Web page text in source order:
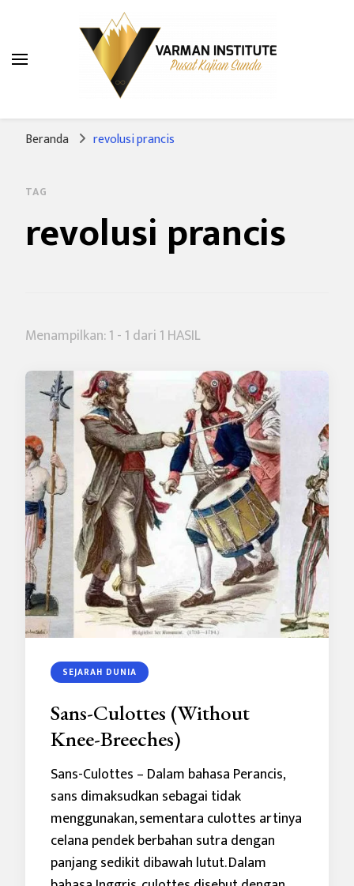
Varman Institute
Pusat Kajian Sunda
Beranda revolusi prancis
TAG
revolusi prancis
Menampilkan: 1 - 1 dari 1 HASIL
SEJARAH DUNIA
Sans-Culottes (Without
Knee-Breeches)
Sans-Culottes – Dalam bahasa Perancis,
sans dimaksudkan sebagai tidak
menggunakan, sementara culottes artinya
celana pendek berbahan sutra dengan
panjang sedikit dibawah lutut. Dalam